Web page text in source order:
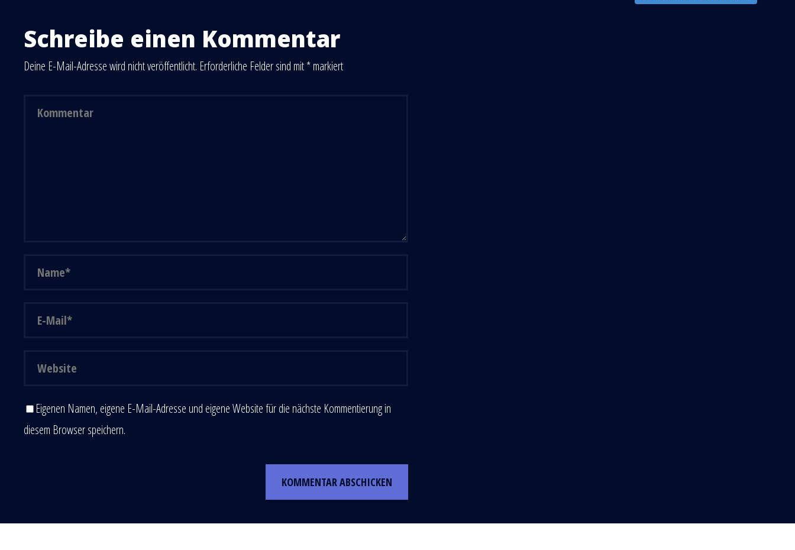
Schreibe einen Kommentar
Deine E-Mail-Adresse wird nicht veröffentlicht. Erforderliche Felder sind mit*markiert
Eigenen Namen, eigene E-Mail-Adresse und eigene Website für die nächste Kommentierung in
diesem Browser speichern.